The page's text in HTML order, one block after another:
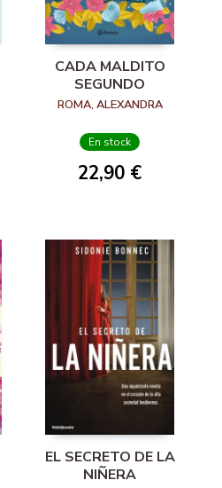
CADA MALDITO
SEGUNDO
ROMA, ALEXANDRA
En stock
22,90 €
EL SECRETO DE LA
NIÑERA